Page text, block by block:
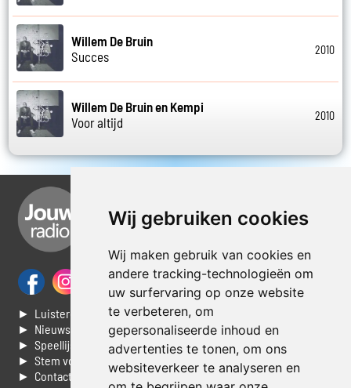
Wij gebruiken cookies
Wij maken gebruik van cookies en
andere tracking-technologieën om
uw surfervaring op onze website
te verbeteren, om
gepersonaliseerde inhoud en
advertenties te tonen, om ons
websiteverkeer te analyseren en
Willem De Bruin
Succes
2010
Willem De Bruin en Kempi
Voor altijd
2010
► Luisteren naar Jouwradio
► Nieuws
► Speellijst
► Stem voor de Dag top 3
► Contacteer ons